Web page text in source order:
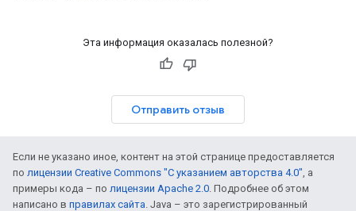
Эта информация оказалась полезной?
Отправить отзыв
Если не указано иное, контент на этой странице предоставляется
по лицензии Creative Commons "С указанием авторства 4.0", а
примеры кода – по лицензии Apache 2.0. Подробнее об этом
написано в правилах сайта. Java – это зарегистрированный